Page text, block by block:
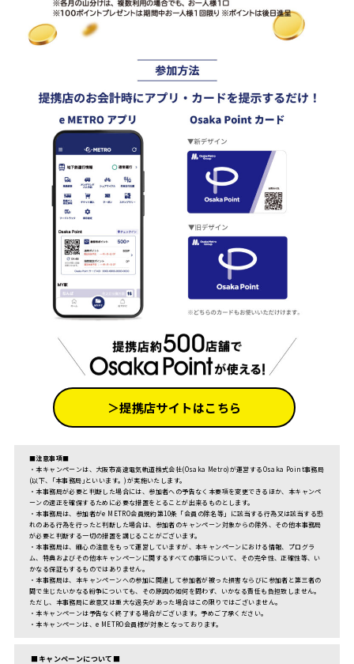
＞提携店サイトはこちら
■注意事項■
・本キャンペーンは、大阪市高速電気軌道株式会社(Osaka Metro)が運営するOsaka Point事務局
(以下、｢本事務局｣といいます。)が実施いたします。
・本事務局が必要と判断した場合には、参加者への予告なく本要項を変更できるほか、本キャンペ
ーンの適正を確保するために必要な措置をとることが出来るものとします。
・本事務局は、参加者がe METRO会員規約第10条「会員の除名等」に該当する行為又は該当する恐
れのある行為を行ったと判断した場合は、参加者のキャンペーン対象からの除外、その他本事務局
が必要と判断する一切の措置を講じることがございます。
・本事務局は、細心の注意をもって運営していますが、本キャンペーンにおける情報、プログラ
ム、特典およびその他本キャンペーンに関するすべての事項について、その完全性、正確性等、い
かなる保証もするものではありません。
・本事務局は、本キャンペーンへの参加に関連して参加者が被った損害ならびに参加者と第三者の
間で生じたいかなる紛争についても、その原因の如何を問わず、いかなる責任も負担致しません。
ただし、本事務局に故意又は重大な過失があった場合はこの限りではございません。
・本キャンペーンは予告なく終了する場合がございます。予めご了承ください。
・本キャンペーンは、e METRO会員様が対象となっております。
■キャンペーンについて■